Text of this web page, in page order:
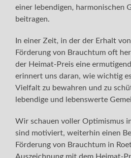
einer lebendigen, harmonischen
beitragen.
In einer Zeit, in der der Erhalt
Förderung von Brauchtum oft
der Heimat-Preis eine
erinnert uns daran, wie wichtig
Vielfalt zu bewahren und zu
lebendige und lebenswerte
Wir schauen voller Optimismus
sind motiviert, weiterhin einen
Förderung von Brauchtum in
Auszeichnung mit dem Heimat-